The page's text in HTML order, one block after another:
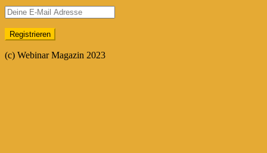
(c) Webinar Magazin 2023